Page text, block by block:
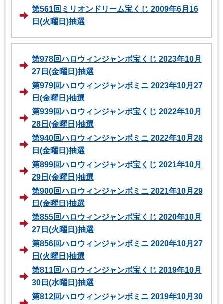
第561回ミリオンドリーム宝くじ 2009年6月16
日(火曜日)抽選
第978回ハロウィンジャンボ宝くじ 2023年10月
27日(金曜日)抽選
第979回ハロウィンジャンボミニ 2023年10月27
日(金曜日)抽選
第939回ハロウィンジャンボ宝くじ 2022年10月
28日(金曜日)抽選
第940回ハロウィンジャンボミニ 2022年10月28
日(金曜日)抽選
第899回ハロウィンジャンボ宝くじ 2021年10月
29日(金曜日)抽選
第900回ハロウィンジャンボミニ 2021年10月29
日(金曜日)抽選
第855回ハロウィンジャンボ宝くじ 2020年10月
27日(火曜日)抽選
第856回ハロウィンジャンボミニ 2020年10月27
日(火曜日)抽選
第811回ハロウィンジャンボ宝くじ 2019年10月
30日(水曜日)抽選
第812回ハロウィンジャンボミニ 2019年10月30